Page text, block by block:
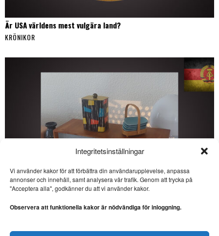
Integritetsinställningar
Vi använder kakor för att förbättra din användarupplevelse, anpassa
annonser och innehåll, samt analysera vår trafik. Genom att trycka på
"Acceptera alla", godkänner du att vi använder kakor.
Observera att funktionella kakor är nödvändiga för inloggning.
Är USA världens mest vulgära land?
KRÖNIKOR
Veckans DDR: Kulinarisk kultur i socialismens namn
SE ÄVEN
vulgära land?
utgångspunkt i